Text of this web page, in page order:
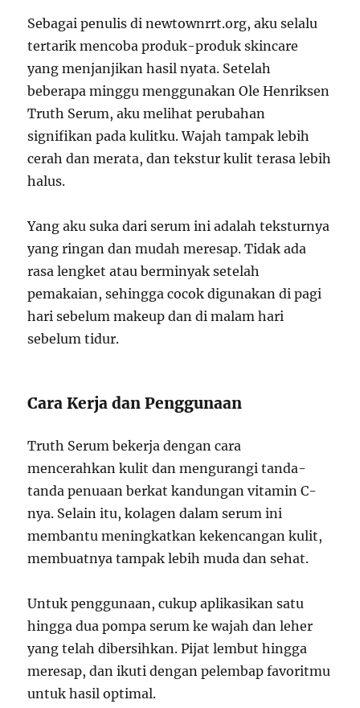
Sebagai penulis di newtownrrt.org, aku selalu
tertarik mencoba produk-produk skincare
yang menjanjikan hasil nyata. Setelah
beberapa minggu menggunakan Ole Henriksen
Truth Serum, aku melihat perubahan
signifikan pada kulitku. Wajah tampak lebih
cerah dan merata, dan tekstur kulit terasa lebih
halus.
Yang aku suka dari serum ini adalah teksturnya
yang ringan dan mudah meresap. Tidak ada
rasa lengket atau berminyak setelah
pemakaian, sehingga cocok digunakan di pagi
hari sebelum makeup dan di malam hari
sebelum tidur.
Cara Kerja dan Penggunaan
Truth Serum bekerja dengan cara
mencerahkan kulit dan mengurangi tanda-
tanda penuaan berkat kandungan vitamin C-
nya. Selain itu, kolagen dalam serum ini
membantu meningkatkan kekencangan kulit,
membuatnya tampak lebih muda dan sehat.
Untuk penggunaan, cukup aplikasikan satu
hingga dua pompa serum ke wajah dan leher
yang telah dibersihkan. Pijat lembut hingga
meresap, dan ikuti dengan pelembap favoritmu
untuk hasil optimal.